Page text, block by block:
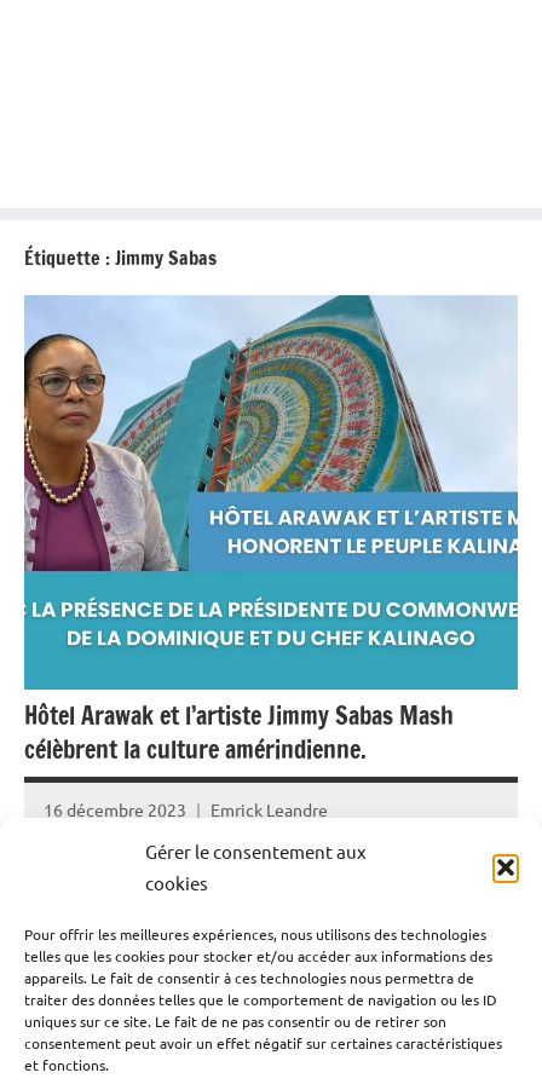
Gérer le consentement aux
cookies
Pour offrir les meilleures expériences, nous utilisons des technologies
telles que les cookies pour stocker et/ou accéder aux informations des
appareils. Le fait de consentir à ces technologies nous permettra de
traiter des données telles que le comportement de navigation ou les ID
uniques sur ce site. Le fait de ne pas consentir ou de retirer son
consentement peut avoir un effet négatif sur certaines caractéristiques
et fonctions.
Étiquette :Jimmy Sabas
Hôtel Arawak et l’artiste Jimmy Sabas Mash
célèbrent la culture amérindienne.
16 décembre 2023 Emrick Leandre
Les murs de l’hôtel Arawak honorent la culture du peuple
Dominique, son Excellence Sylvanie Burton et le chef
Kalinago Lorenzo Sanford étaient présents à
l’inauguration de ces murs. C’est l’artiste Jimmy Sabas
Mash qui a réalisé cette fresque qui honore la culture
amérindienne.